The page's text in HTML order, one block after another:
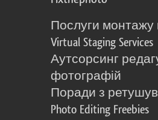
Послуги монтажу
Virtual Staging Services
Аутсорсинг
фотографій
Поради з
Photo Editing Freebies